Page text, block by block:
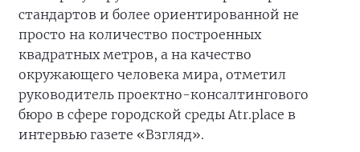
стандартов и более ориентированной не
просто на количество построенных
квадратных метров, а на качество
окружающего человека мира, отметил
руководитель проектно-консалтингового
бюро в сфере городской среды Atr.place в
интервью газете «Взгляд».